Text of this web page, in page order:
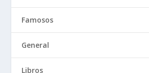
Famosos
General
Libros